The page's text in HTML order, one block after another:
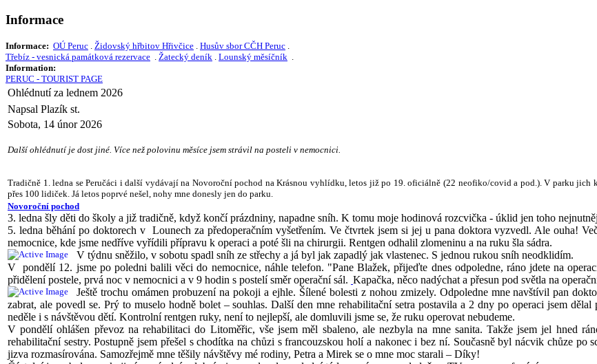
Informace
Informace: OÚ Peruc Židovský hřbitov Hřivčice Husův sbor CČH Peruc
Třebíz - vesnická památková rezervace
Žatecký deník Lounský měsíčník
Information:
PERUC - TOURIST PAGE
Ohlédnutí za lednem 2026
Napsal Plazík st.
Sobota, 14 únor 2026
Další ohlédnutí je dost jiné. Více než polovinu měsíce jsem strávil na posteli v nemocnici.
Tradičně 1. ledna se Peručáci i další vydávají na Novoroční pochod na Krásnou vyhlídku, letos již po 19. oficiálně (22 neofiko/covid a pod.). V parku jich
přes 100 lidiček. Já letos poprvé nešel, nohy mne donesly jen do parku.
Novoroční pochod
3. ledna šly děti do školy a již tradičně, když končí prázdniny, napadne sníh. K tomu moje hodinová rozcvička - úklid jen toho
5. ledna běhání po doktorech v Lounech za předoperačním vyšetřením. Ve čtvrtek jsem si jej u pana doktora vyzvedl. Ale ouha!
nemocnice, kde jsme nedříve vyřídili přípravu k operaci a poté šli na chirurgii. Rentgen odhalil zlomeninu a na ruku šla sádra.
V týdnu sněžilo, v sobotu spadl sníh ze střechy a já byl jak zapadlý jak vlastenec. S jednou rukou sníh neodklidím.
V pondělí 12. jsme po poledni balili věci do nemocnice, náhle telefon. "Pane Blažek, přijeďte dnes odpoledne, ráno jdete na
přidělení postele, prvá noc v nemocnici a v 9 hodin s postelí směr operační sál. Kapačka, něco nadýchat a přesun pod světla na
Ještě trochu omámen probuzení na pokoji a ejhle. Šílené bolesti z nohou zmizely. Odpoledne mne navštívil pan
zabrat, ale povedl se. Prý to muselo hodně bolet – souhlas. Další den mne rehabilitační setra postavila a 2 dny po operaci jsem
neděle i s návštěvou dětí. Kontrolní rentgen ruky, není to nejlepší, ale domluvili jsme se, že ruku operovat nebudeme.
V pondělí ohlášen převoz na rehabilitaci do Litoměřic, vše jsem měl sbaleno, ale nezbyla na mne sanita. Takže jsem jel hned
rehabilitační sestry. Postupně jsem přešel s chodítka na chůzi s francouzskou holí a nakonec i bez ní. Současně byl nácvik chůze
jizva rozmasírována. Samozřejmě mne těšily návštěvy mé rodiny, Petra a Mirek se o mne moc starali – Díky!